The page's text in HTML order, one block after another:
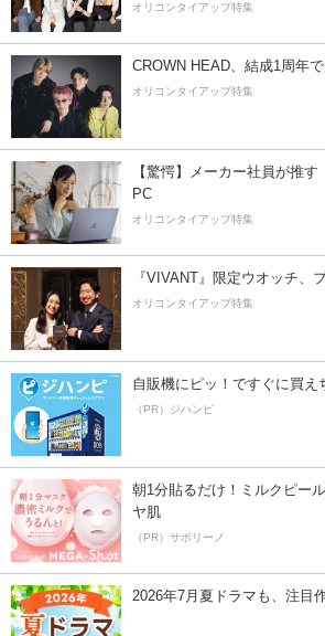
オリコンタイアップ特集
CROWN HEAD、結成1周年
オリコンタイアップ特集
【驚愕】メーカー社員が推
PC
オリコンタイアップ特集
『VIVANT』限定ウオッチ、
オリコンタイアップ特集
自販機にピッ！ですぐに買え
（PR）ジハンピ
朝1分貼るだけ！ミルクピー
ヤ肌
（PR）サボリーノ
2026年7月夏ドラマも、注目